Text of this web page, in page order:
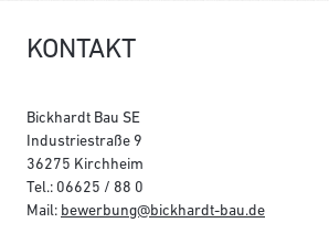
KONTAKT
Bickhardt Bau SE
Industriestraße 9
36275 Kirchheim
Tel.: 06625 / 88 0
Mail: bewerbung@bickhardt-bau.de